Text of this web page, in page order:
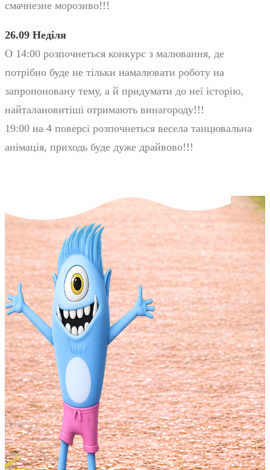
смачнезне морозиво!!!
26.09 Неділя
О 14:00 розпочнеться конкурс з малювання, де
потрібно буде не тільки намалювати роботу на
запропоновану тему, а й придумати до неї історію,
найталановитіші отримають винагороду!!!
19:00 на 4 поверсі розпочнеться весела танцювальна
анімація, приходь буде дуже драйвово!!!